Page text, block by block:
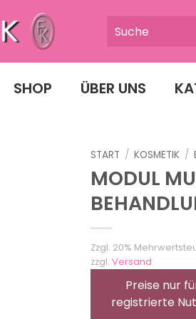
SHOP ÜBER UNS
START / KOSMETIK /
MODUL
Zzgl. 20%
zzgl. Versand
Preise nur
registrierte